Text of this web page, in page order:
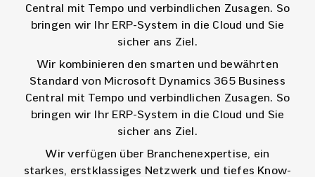
Central mit Tempo und verbindlichen Zusagen. So
bringen wir Ihr ERP-System in die Cloud und Sie
sicher ans Ziel.
Wir kombinieren den smarten und bewährten
Standard von Microsoft Dynamics 365 Business
Central mit Tempo und verbindlichen Zusagen. So
bringen wir Ihr ERP-System in die Cloud und Sie
sicher ans Ziel.
Wir verfügen über Branchenexpertise, ein
starkes, erstklassiges Netzwerk und tiefes Know-